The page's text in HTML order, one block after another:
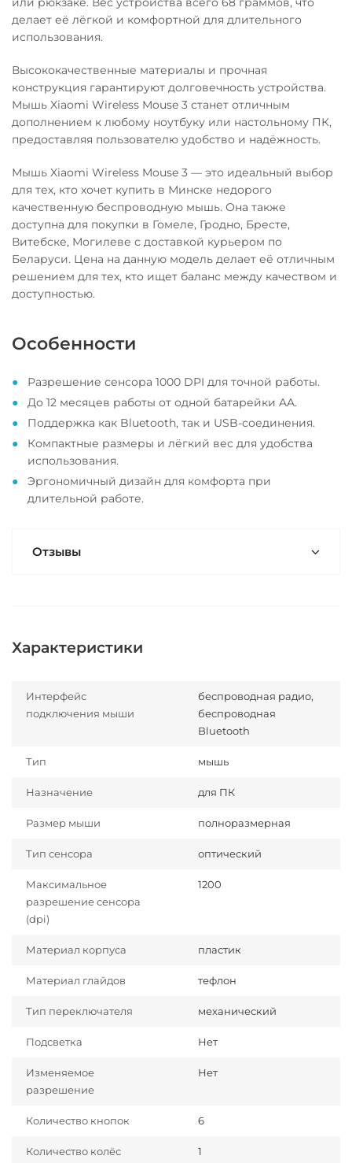
делает её лёгкой и комфортной для длительного
использования.
Высококачественные материалы и прочная
конструкция гарантируют долговечность устройства.
Мышь Xiaomi Wireless Mouse 3 станет отличным
дополнением к любому ноутбуку или настольному ПК,
предоставляя пользователю удобство и надёжность.
Мышь Xiaomi Wireless Mouse 3 — это идеальный выбор
для тех, кто хочет купить в Минске недорого
качественную беспроводную мышь. Она также
доступна для покупки в Гомеле, Гродно, Бресте,
Витебске, Могилеве с доставкой курьером по
Беларуси. Цена на данную модель делает её отличным
решением для тех, кто ищет баланс между качеством и
доступностью.
Особенности
Разрешение сенсора 1000 DPI для точной работы.
До 12 месяцев работы от одной батарейки AA.
Поддержка как Bluetooth, так и USB-соединения.
Компактные размеры и лёгкий вес для удобства
использования.
Эргономичный дизайн для комфорта при
длительной работе.
Отзывы
Характеристики
Интерфейс
подключения мыши
беспроводная радио,
беспроводная
Bluetooth
Тип мышь
Назначение для ПК
Размер мыши полноразмерная
Тип сенсора оптический
Максимальное
разрешение сенсора
(dpi)
1200
Материал корпуса пластик
Материал глайдов тефлон
Тип переключателя механический
Подсветка Нет
Изменяемое
разрешение
Нет
Количество кнопок 6
Количество колёс
1